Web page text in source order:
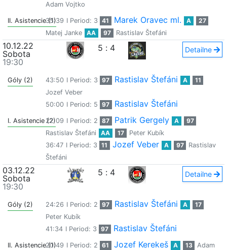
Adam Vojtko
II. Asistencie (1)
35:39 I Period: 3 41 Marek Oravec ml. A
27
Matej Janke
AA 97 Rastislav Štefáni
10.12.22
Sobota
19:30
5 : 4 Detailne
Góly (2) 43:50 I Period: 3 97 Rastislav Štefáni A
11
Jozef Veber
50:00 I Period: 5 97 Rastislav Štefáni
I. Asistencie (2)22:09 I Period: 2 87 Patrik Gergely A
97
Rastislav Štefáni
AA 17
Peter Kubík
36:47 I Period: 3 11 Jozef Veber A 97
Rastislav
Štefáni
03.12.22
Sobota
19:30
5 : 4 Detailne
Góly (2) 24:26 I Period: 2 97 Rastislav Štefáni A
17
Peter Kubík
41:34 I Period: 3 97 Rastislav Štefáni
II. Asistencie (1)
20:49 I Period: 2 61 Jozef Kerekeš A 13 Adam